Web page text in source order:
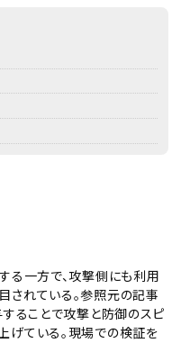
る一方で、攻撃側にも利用
されている。参照元の記事
ることで攻撃と防御のスピ
げている。現場での検証を